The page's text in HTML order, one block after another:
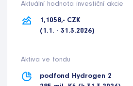
Aktuální hodnota investiční akcie
1,1058,- CZK
(1.1. - 31.3.2026)
Aktiva ve fondu
podfond Hydrogen 2